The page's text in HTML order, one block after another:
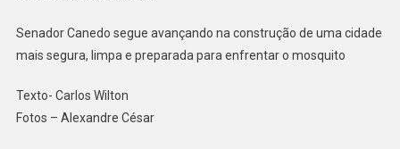
Senador Canedo segue avançando na construção de uma cidade
mais segura, limpa e preparada para enfrentar o mosquito
Texto- Carlos Wilton
Fotos – Alexandre César